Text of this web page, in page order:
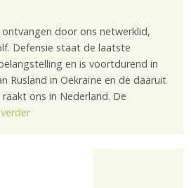
door ons netwerklid,
Defensie staat de laatste
en is voortdurend in
Rusland in Oekraïne en de daaruit
ons in Nederland. De